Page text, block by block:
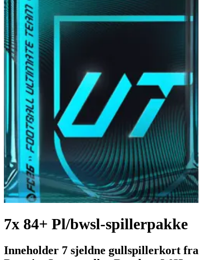
7x 84+ Pl/bwsl-spillerpakke
Inneholder 7 sjeldne gullspillerkort fra